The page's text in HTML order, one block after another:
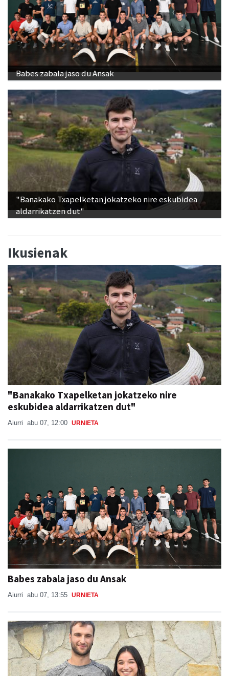
Babes zabala jaso du Ansak
"Banakako Txapelketan jokatzeko nire eskubidea
aldarrikatzen dut"
Ikusienak
"Banakako Txapelketan jokatzeko nire
eskubidea aldarrikatzen dut"
Aiurri abu 07, 12:00 URNIETA
Babes zabala jaso du Ansak
Aiurri abu 07, 13:55 URNIETA